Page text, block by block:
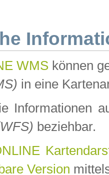
WMS können
in eine
Informationen
beziehbar.
Version